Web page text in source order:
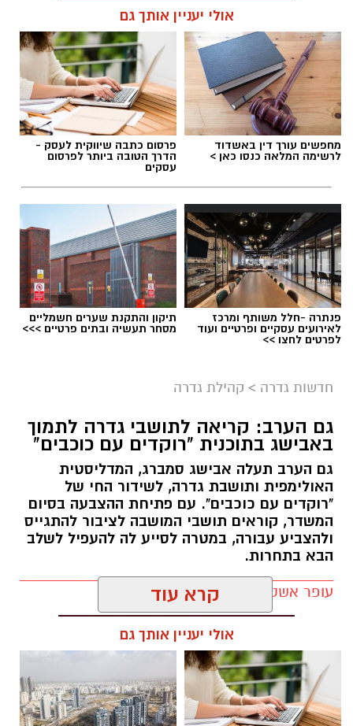
תגים: חטיבת הביניים דרכא רמון
החדשה של בית הספר דרכא רמון. אבן צור,
תושבת גדרה, נמנית עם אנשי הצוות שהקימו את
בית הספר בשנת 2009, ומלווה אותו מראשית דרכו.
במהלך שנות עבודתה מילאה מגוון תפקידים
חינוכיים ופדגוגיים, ובתשע השנים האחרונות
שימשה כסגנית מנהלת וכרכזת הפדגוגית של
אבן צור, נשואה לרובי ואם לשלושה, מביאה עמה
ניסיון מקצועי רב, לצד תפיסה חינוכית הרואה בכל
תלמיד ותלמידה עולם ומלואו. לדבריה, החינוך צריך
לטפח את היכולות האישיות של כל תלמיד, להעניק
כלים להצלחה ולפעול מתוך שותפות מלאה עם
הצוות החינוכי וההורים.
אולי יעניין אותך גם
מחפשים עורך דין באשדוד
לרשימה המלאה כנסו כאן >
פרסום כתבה שיווקית לעסק -
הדרך הטובה ביותר לפרסום
עסקים
פנתרה -חלל משותף ומרכז
לאירועים עסקיים ופרטיים ועוד
לפרטים לחצו >>
תיקון והתקנת שערים חשמליים
מסחר תעשיה ובתים פרטיים >>>
חדשות גדרה > קהילת גדרה
גם הערב: קריאה לתושבי גדרה לתמוך
באבישג בתוכנית "רוקדים עם כוכבים"
גם הערב תעלה אבישג סמברג, המדליסטית
האולימפית ותושבת גדרה, לשידור החי של
"רוקדים עם כוכבים". עם פתיחת ההצבעה בסיום
המשדר, קוראים תושבי המושבה לציבור להתגייס
ולהצביע עבורה, במטרה לסייע לה להעפיל לשלב
הבא בתחרות.
עופר אשטוקר / 13:52 05.08.26
תגים:רוקדים עם כוכבים, אבישג סמברג גדרה
קרא עוד
אולי יעניין אותך גם